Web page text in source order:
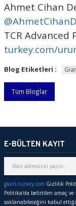
Ahmet Cihan
TCR Advanced
turkey.com/
Blog Etiketleri :
Tüm Bloglar
E-BÜLTEN KAYIT
giant-turkey.com Gizlilik
Politika’da belirtilen amaç
saklanabileceğini kabul